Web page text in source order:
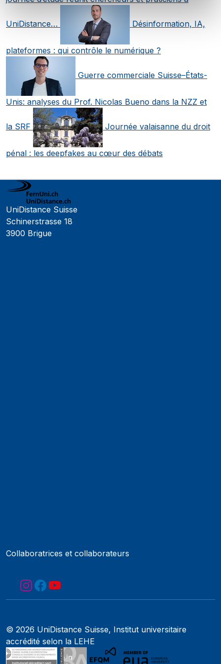
UniDistance… Désinformation, IA,
plateformes : qui contrôle le numérique ?
Guerre commerciale Suisse–États-
Unis: analyses du Prof. Nicolas Bueno dans la NZZ et
la SRF Journée valaisanne du droit
pénal : les deepfakes au cœur des débats
UniDistance Suisse
Schinerstrasse 18
3900 Brigue
Collaboratrices et collaborateurs
© 2026 UniDistance Suisse, Institut universitaire
accrédité selon la LEHE